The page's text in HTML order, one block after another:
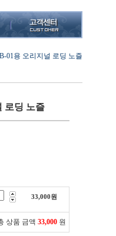
01용 오리지널 로딩 노즐
로딩 노즐
33,000원
상품 금액 33,000 원